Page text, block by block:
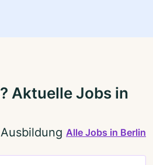
Aktuelle Jobs in
Alle Jobs in Berlin